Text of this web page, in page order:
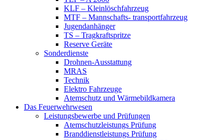
KLF – Kleinlöschfahrzeug
MTF – Mannschafts- transportfahrzeug
Jugendanhänger
TS – Tragkraftspritze
Reserve Geräte
Sonderdienste
Drohnen-Ausstattung
MRAS
Technik
Elektro Fahrzeuge
Atemschutz und Wärmebildkamera
Das Feuerwehrwesen
Leistungsbewerbe und Prüfungen
Atemschutzleistungs Prüfung
Branddienstleistungs Prüfung